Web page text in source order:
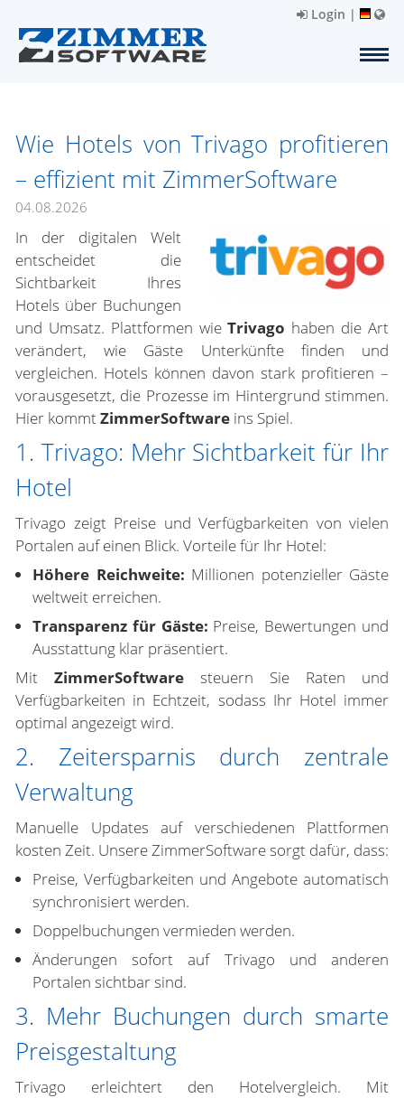
Login |
Wie Hotels von Trivago profitieren
– effizient mit ZimmerSoftware
04.08.2026
In der digitalen Welt
entscheidet die
Sichtbarkeit Ihres
Hotels über Buchungen
und Umsatz. Plattformen wie Trivago haben die Art
verändert, wie Gäste Unterkünfte finden und
vergleichen. Hotels können davon stark profitieren –
vorausgesetzt, die Prozesse im Hintergrund stimmen.
Hier kommtZimmerSoftware ins Spiel.
1. Trivago: Mehr Sichtbarkeit für Ihr
Hotel
Trivago zeigt Preise und Verfügbarkeiten von vielen
Portalen auf einen Blick. Vorteile für Ihr Hotel:
Höhere Reichweite: Millionen potenzieller Gäste
weltweit erreichen.
Transparenz für Gäste: Preise, Bewertungen und
Ausstattung klar präsentiert.
Mit ZimmerSoftware steuern Sie Raten und
Verfügbarkeiten in Echtzeit, sodass Ihr Hotel immer
optimal angezeigt wird.
2. Zeitersparnis durch zentrale
Verwaltung
Manuelle Updates auf verschiedenen Plattformen
kosten Zeit. Unsere ZimmerSoftware sorgt dafür, dass:
Preise, Verfügbarkeiten und Angebote automatisch
synchronisiert werden.
Doppelbuchungen vermieden werden.
Änderungen sofort auf Trivago und anderen
Portalen sichtbar sind.
3. Mehr Buchungen durch smarte
Preisgestaltung
Trivago erleichtert den Hotelvergleich. Mit